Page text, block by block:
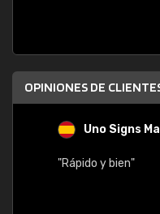
OPINIONES DE
Uno Signs
"Rápido y bien"